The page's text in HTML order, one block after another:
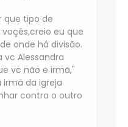
que tipo de
eu que
onde há divisão.
vc Alessandra
vc não e irmã,"
da igreja
contra o outro